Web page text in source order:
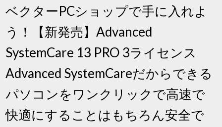
ベクターPCショップで手に入れよ
う！【新発売】Advanced
SystemCare 13 PRO 3ライセンス
Advanced SystemCareだからできる
パソコンをワンクリックで高速で
快適にすることはもちろん安全で